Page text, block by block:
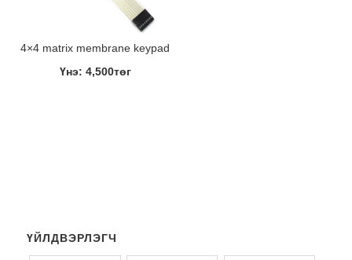
4×4 matrix membrane keypad
Үнэ: 4,500төг
ҮЙЛДВЭРЛЭГЧ